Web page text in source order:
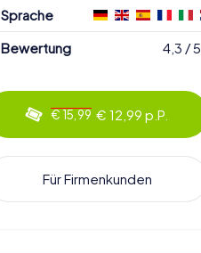
Sprache
Bewertung
4,3 / 5
€ 15,99 € 12,99 p.P.
Für Firmenkunden